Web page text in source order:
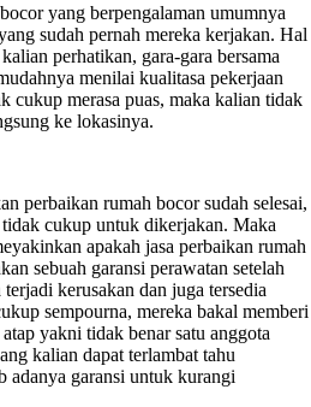
yang berpengalaman umumnya
sudah pernah mereka kerjakan. Hal
perhatikan, gara-gara bersama
menilai kualitasa pekerjaan
cukup merasa puas, maka kalian tidak
ke lokasinya.
perbaikan rumah bocor sudah selesai,
cukup untuk dikerjakan. Maka
apakah jasa perbaikan rumah
sebuah garansi perawatan setelah
kerusakan dan juga tersedia
sempourna, mereka bakal memberi
yakni tidak benar satu anggota
kalian dapat terlambat tahu
adanya garansi untuk kurangi